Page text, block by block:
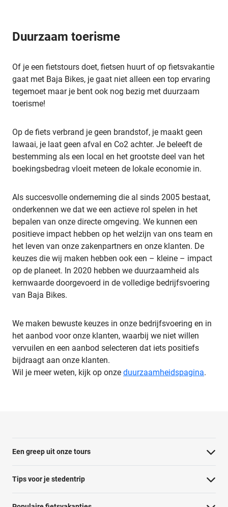
Duurzaam toerisme
Of je een fietstours doet, fietsen huurt of op fietsvakantie
gaat met Baja Bikes, je gaat niet alleen een top ervaring
tegemoet maar je bent ook nog bezig met duurzaam
toerisme!
Op de fiets verbrand je geen brandstof, je maakt geen
lawaai, je laat geen afval en Co2 achter. Je beleeft de
bestemming als een local en het grootste deel van het
boekingsbedrag vloeit meteen de lokale economie in.
Als succesvolle onderneming die al sinds 2005 bestaat,
onderkennen we dat we een actieve rol spelen in het
bepalen van onze directe omgeving. We kunnen een
positieve impact hebben op het welzijn van ons team en
het leven van onze zakenpartners en onze klanten. De
keuzes die wij maken hebben ook een – kleine – impact
op de planeet. In 2020 hebben we duurzaamheid als
kernwaarde doorgevoerd in de volledige bedrijfsvoering
van Baja Bikes.
We maken bewuste keuzes in onze bedrijfsvoering en in
het aanbod voor onze klanten, waarbij we niet willen
vervuilen en een aanbod selecteren dat iets positiefs
bijdraagt aan onze klanten.
Wil je meer weten, kijk op onze duurzaamheidspagina.
Een greep uit onze tours
Barcelona Panorama tour
Dubai Highlights fietstour
Tips voor je stedentrip
Wat te doen in Amsterdam